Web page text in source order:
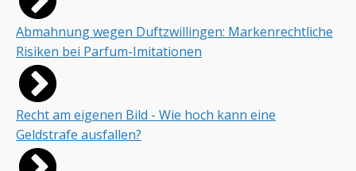
Abmahnung wegen Duftzwillingen: Markenrechtliche
Risiken bei Parfum-Imitationen
Recht am eigenen Bild - Wie hoch kann eine
Geldstrafe ausfallen?